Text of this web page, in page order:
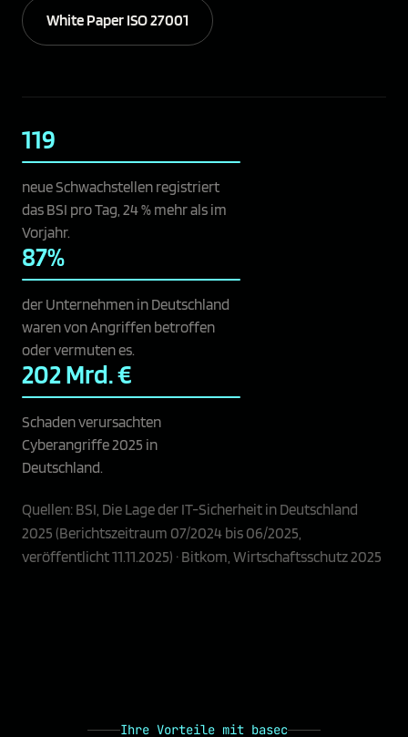
White Paper ISO 27001
119
neue Schwachstellen registriert
das BSI pro Tag, 24 % mehr als im
Vorjahr.
87%
der Unternehmen in Deutschland
waren von Angriffen betroffen
oder vermuten es.
202 Mrd. €
Schaden verursachten
Cyberangriffe 2025 in
Deutschland.
Quellen: BSI, Die Lage der IT-Sicherheit in Deutschland
2025 (Berichtszeitraum 07/2024 bis 06/2025,
veröffentlicht 11.11.2025) · Bitkom, Wirtschaftsschutz 2025
Ihre Vorteile mit basec